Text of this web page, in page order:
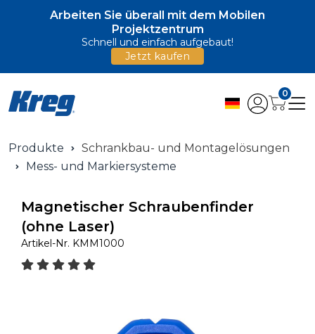
Arbeiten Sie überall mit dem Mobilen
Projektzentrum
Schnell und einfach aufgebaut!
Jetzt kaufen
0
Produkte
Schrankbau- und Montagelösungen
Mess- und Markiersysteme
Magnetischer Schraubenfinder
(ohne Laser)
Artikel-Nr. KMM1000